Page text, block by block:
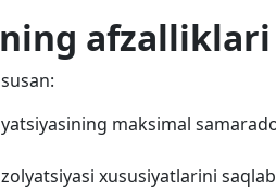
afzalliklari
maksimal
xususiyatlarini